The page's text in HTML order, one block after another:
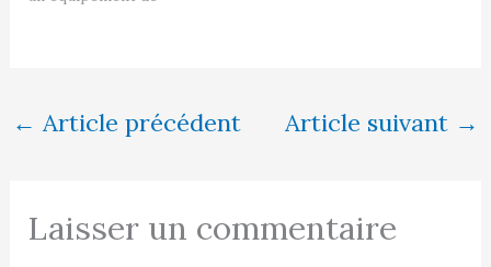
environnement similaire.
des marchandises ou des
matériaux d'un…
← Article précédent Article suivant →
Laisser un commentaire